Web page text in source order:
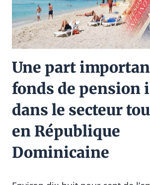
Une part
fonds de pension
dans le secteur
en République
Dominicaine